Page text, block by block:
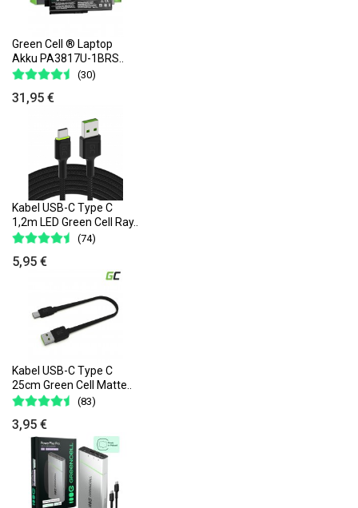
Green Cell ® Laptop
Akku PA3817U-1BRS..
(30)
31,95 €
Kabel USB-C Type C
1,2m LED Green Cell Ray..
(74)
5,95 €
Kabel USB-C Type C
25cm Green Cell Matte..
(83)
3,95 €